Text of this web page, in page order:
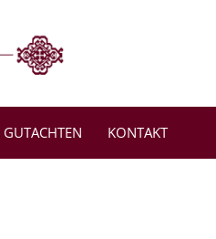
GUTACHTEN KONTAKT